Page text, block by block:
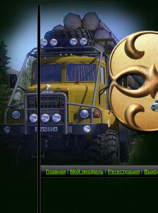
Главная|Мой профиль|Регистрация|